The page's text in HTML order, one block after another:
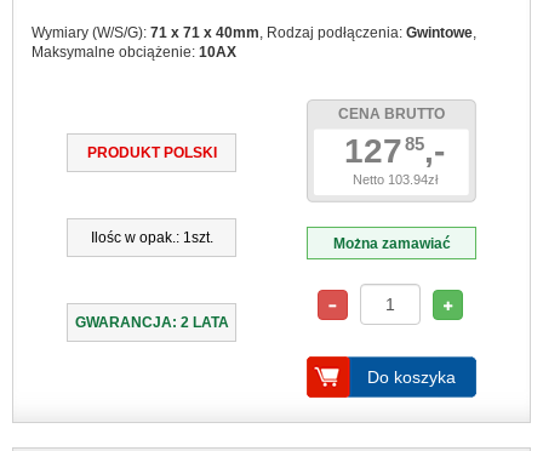
Wymiary (W/S/G): 71 x 71 x 40mm, Rodzaj podłączenia: Gwintowe,
Maksymalne obciążenie: 10AX
PRODUKT POLSKI
Ilośc w opak.: 1szt.
GWARANCJA: 2 LATA
CENA BRUTTO
12785,-
Netto 103.94zł
Można zamawiać
Do koszyka